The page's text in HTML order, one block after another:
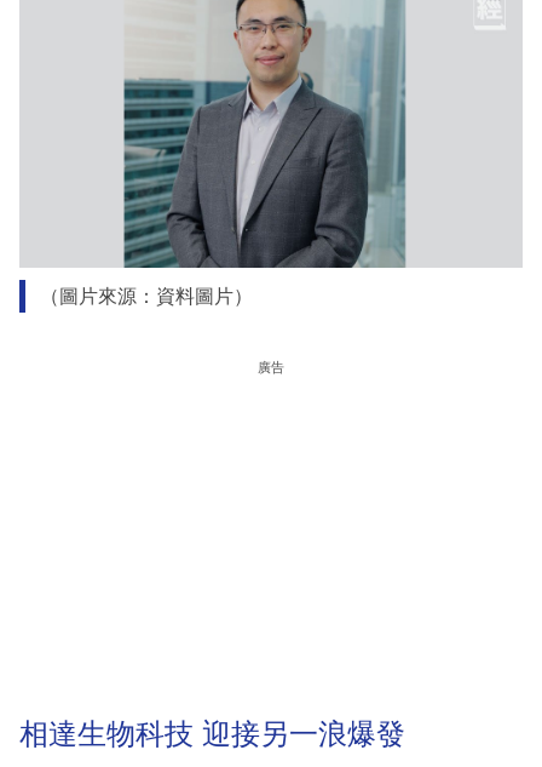
（圖片來源：資料圖片）
廣告
相達生物科技 迎接另一浪爆發